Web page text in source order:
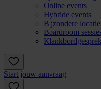
Online events
Hybride events
Bijzondere
Boardroom
Klankbordgesprek
Start jouw aanvraag